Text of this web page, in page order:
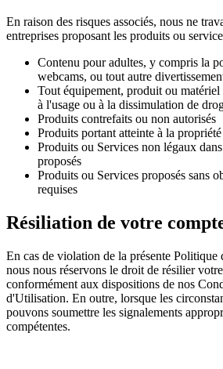
En raison des risques associés, nous ne
entreprises proposant les produits ou
Contenu pour adultes, y compris la
webcams, ou tout autre
Tout équipement, produit ou
à l'usage ou à la dissimulation de
Produits contrefaits ou non autorisés
Produits portant atteinte à la
Produits ou Services non légaux
proposés
Produits ou Services proposés sans
requises
Résiliation de votre
En cas de violation de la présente Politique
nous nous réservons le droit de résilier
conformément aux dispositions de nos
d'Utilisation. En outre, lorsque les
pouvons soumettre les signalements
compétentes.